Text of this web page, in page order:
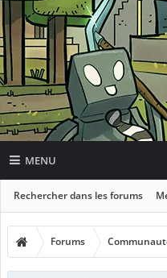
MENU
Rechercher dans les forums
Forums